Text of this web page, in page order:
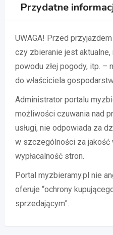
Przydatne
UWAGA! Przed
czy zbieranie jest aktualne,
powodu złej pogody, itp. –
do właściciela
Administrator portalu
możliwości czuwania nad
usługi, nie odpowiada za
w szczególności za jakość
wypłacalność stron.
Portal myzbieramy.pl nie
oferuje “ochrony
sprzedającym”.